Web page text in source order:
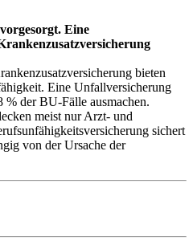
Eine
bieten
Eine Unfallversicherung
der BU-Fälle ausmachen.
meist nur Arzt- und
sichert
von der Ursache der